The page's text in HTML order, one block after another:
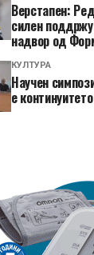
Верстапен:
силен
надвор од
КУЛТУРА
Научен
е